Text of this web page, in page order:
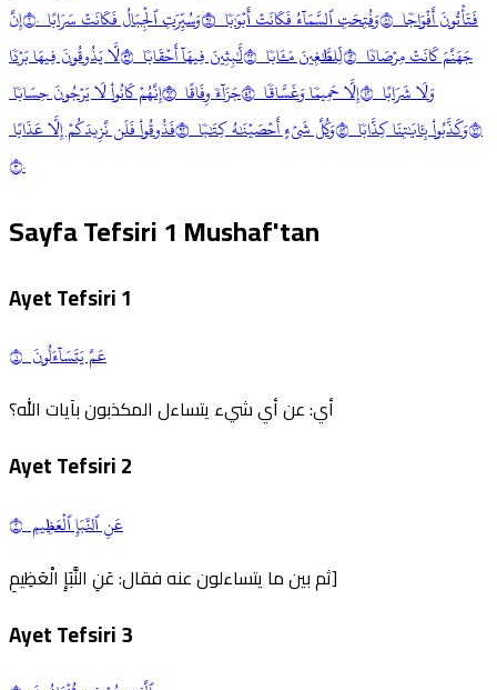
فَتَأۡتُونَ أَفۡوَاجٗا ١٨ وَفُتِحَتِ ٱلسَّمَآءُ فَكَانَتۡ أَبۡوَٰبٗا ١٩ وَسُيِّرَتِ ٱلۡجِبَالُ فَكَانَتۡ سَرَابًا ٢٠ إِنَّ
جَهَنَّمَ كَانَتۡ مِرۡصَادٗا ٢١ لِّلطَّٰغِينَ مَـَٔابٗا ٢٢ لَّٰبِثِينَ فِيهَآ أَحۡقَابٗا ٢٣ لَّا يَذُوقُونَ فِيهَا بَرۡدٗا
وَلَا شَرَابًا ٢٤ إِلَّا حَمِيمٗا وَغَسَّاقٗا ٢٥ جَزَآءٗ وِفَاقًا ٢٦ إِنَّهُمۡ كَانُواْ لَا يَرۡجُونَ حِسَابٗا
٢٧وَكَذَّبُواْ بِـَٔايَٰتِنَا كِذَّابٗا ٢٨ وَكُلَّ شَيۡءٍ أَحۡصَيۡنَٰهُ كِتَٰبٗا ٢٩ فَذُوقُواْ فَلَن نَّزِيدَكُمۡ إِلَّا عَذَابًا
٣٠
Sayfa Tefsiri1 Mushaf'tan
Ayet Tefsiri1
عَمَّ يَتَسَآءَلُونَ ١
أي: عن أي شيء يتساءل المكذبون بآيات الله؟
Ayet Tefsiri2
عَنِ ٱلنَّبَإِ ٱلۡعَظِيمِ ٢
ثم بين ما يتساءلون عنه فقال: عَنِ النَّبَإِ الْعَظِيمِ]
Ayet Tefsiri3